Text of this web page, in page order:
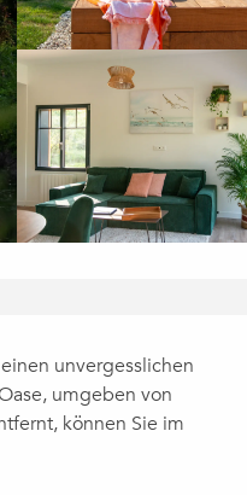
unvergesslichen
umgeben von
können Sie im